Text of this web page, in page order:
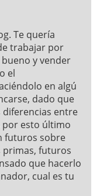
Te quería
trabajar por
y vender
el
en algú
dado que
diferencias entre
por esto último
futuros sobre
primas, futuros
que hacerlo
cual es tu